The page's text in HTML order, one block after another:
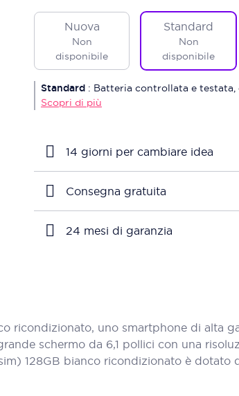
Nuova
Non
disponibile
Standard
Non
disponibile
Standard : Batteria controllata e
Scopri di più
14 giorni per cambiare idea
Consegna gratuita
24 mesi di garanzia
ricondizionato, uno smartphone di alta
schermo da 6,1 pollici con una
128GB bianco ricondizionato è dotato